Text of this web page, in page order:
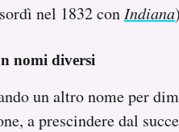
nel 1832 con Indiana
nomi diversi
un altro nome per
a prescindere dal